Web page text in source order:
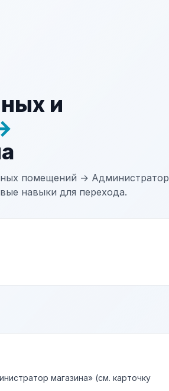
и
помещений → Администратор
навыки для перехода.
магазина» (см. карточку